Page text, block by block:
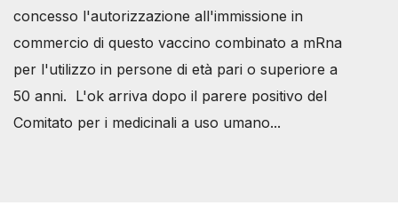
concesso l'autorizzazione all'immissione in
commercio di questo vaccino combinato a mRna
per l'utilizzo in persone di età pari o superiore a
50 anni. L'ok arriva dopo il parere positivo del
Comitato per i medicinali a uso umano...